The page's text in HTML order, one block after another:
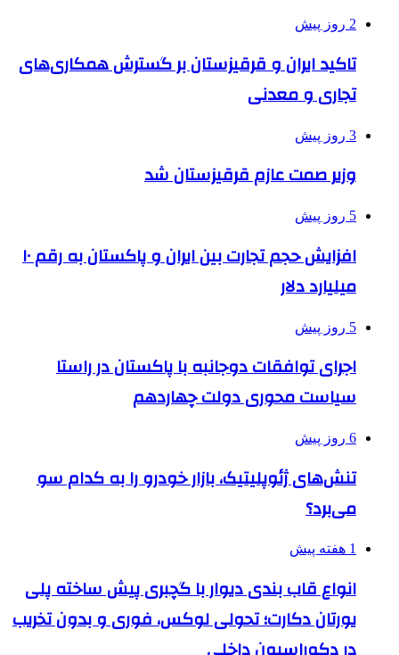
2 روز پیش
تاکید ایران و قرقیزستان بر گسترش همکاری‌های
تجاری و معدنی
3 روز پیش
وزیر صمت عازم قرقیزستان شد
5 روز پیش
افزایش حجم تجارت بین ایران و پاکستان به رقم ۱۰
میلیارد دلار
5 روز پیش
اجرای توافقات دوجانبه با پاکستان در راستا
سیاست محوری دولت چهاردهم
6 روز پیش
تنش‌های ژئوپلیتیک، بازار خودرو را به کدام سو
می‌برد؟
1 هفته پیش
انواع قاب بندی دیوار با گچبری پیش ساخته پلی
یورتان دکارت؛ تحولی لوکس، فوری و بدون تخریب